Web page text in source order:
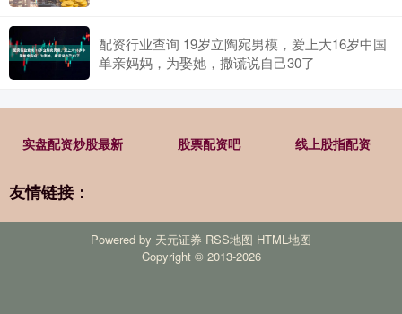
配资行业查询 19岁立陶宛男模，爱上大16岁中国
单亲妈妈，为娶她，撒谎说自己30了
实盘配资炒股最新 股票配资吧 线上股指配资
友情链接：
Powered by 天元证券 RSS地图 HTML地图
Copyright © 2013-2026